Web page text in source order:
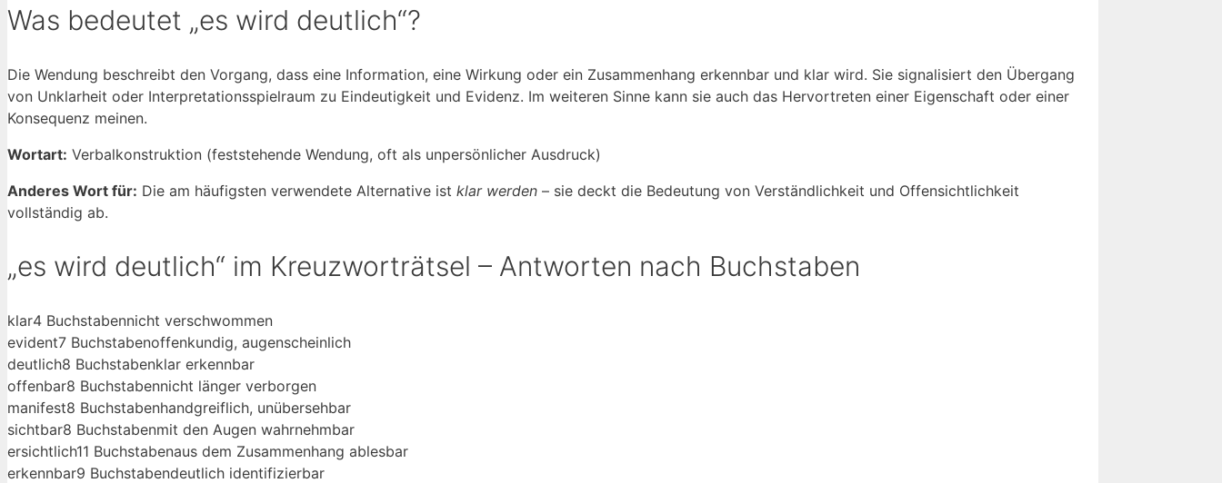
Was bedeutet „es wird deutlich“?
Die Wendung beschreibt den Vorgang, dass eine Information, eine Wirkung oder ein Zusammenhang erkennbar und klar wird. Sie signalisiert den Übergang
von Unklarheit oder Interpretationsspielraum zu Eindeutigkeit und Evidenz. Im weiteren Sinne kann sie auch das Hervortreten einer Eigenschaft oder einer
Konsequenz meinen.
Wortart: Verbalkonstruktion (feststehende Wendung, oft als unpersönlicher Ausdruck)
Anderes Wort für: Die am häufigsten verwendete Alternative ist klar werden – sie deckt die Bedeutung von Verständlichkeit und Offensichtlichkeit
vollständig ab.
„es wird deutlich“ im Kreuzworträtsel – Antworten nach Buchstaben
klar4 Buchstabennicht verschwommen
evident7 Buchstabenoffenkundig, augenscheinlich
deutlich8 Buchstabenklar erkennbar
offenbar8 Buchstabennicht länger verborgen
manifest8 Buchstabenhandgreiflich, unübersehbar
sichtbar8 Buchstabenmit den Augen wahrnehmbar
ersichtlich11 Buchstabenaus dem Zusammenhang ablesbar
erkennbar9 Buchstabendeutlich identifizierbar